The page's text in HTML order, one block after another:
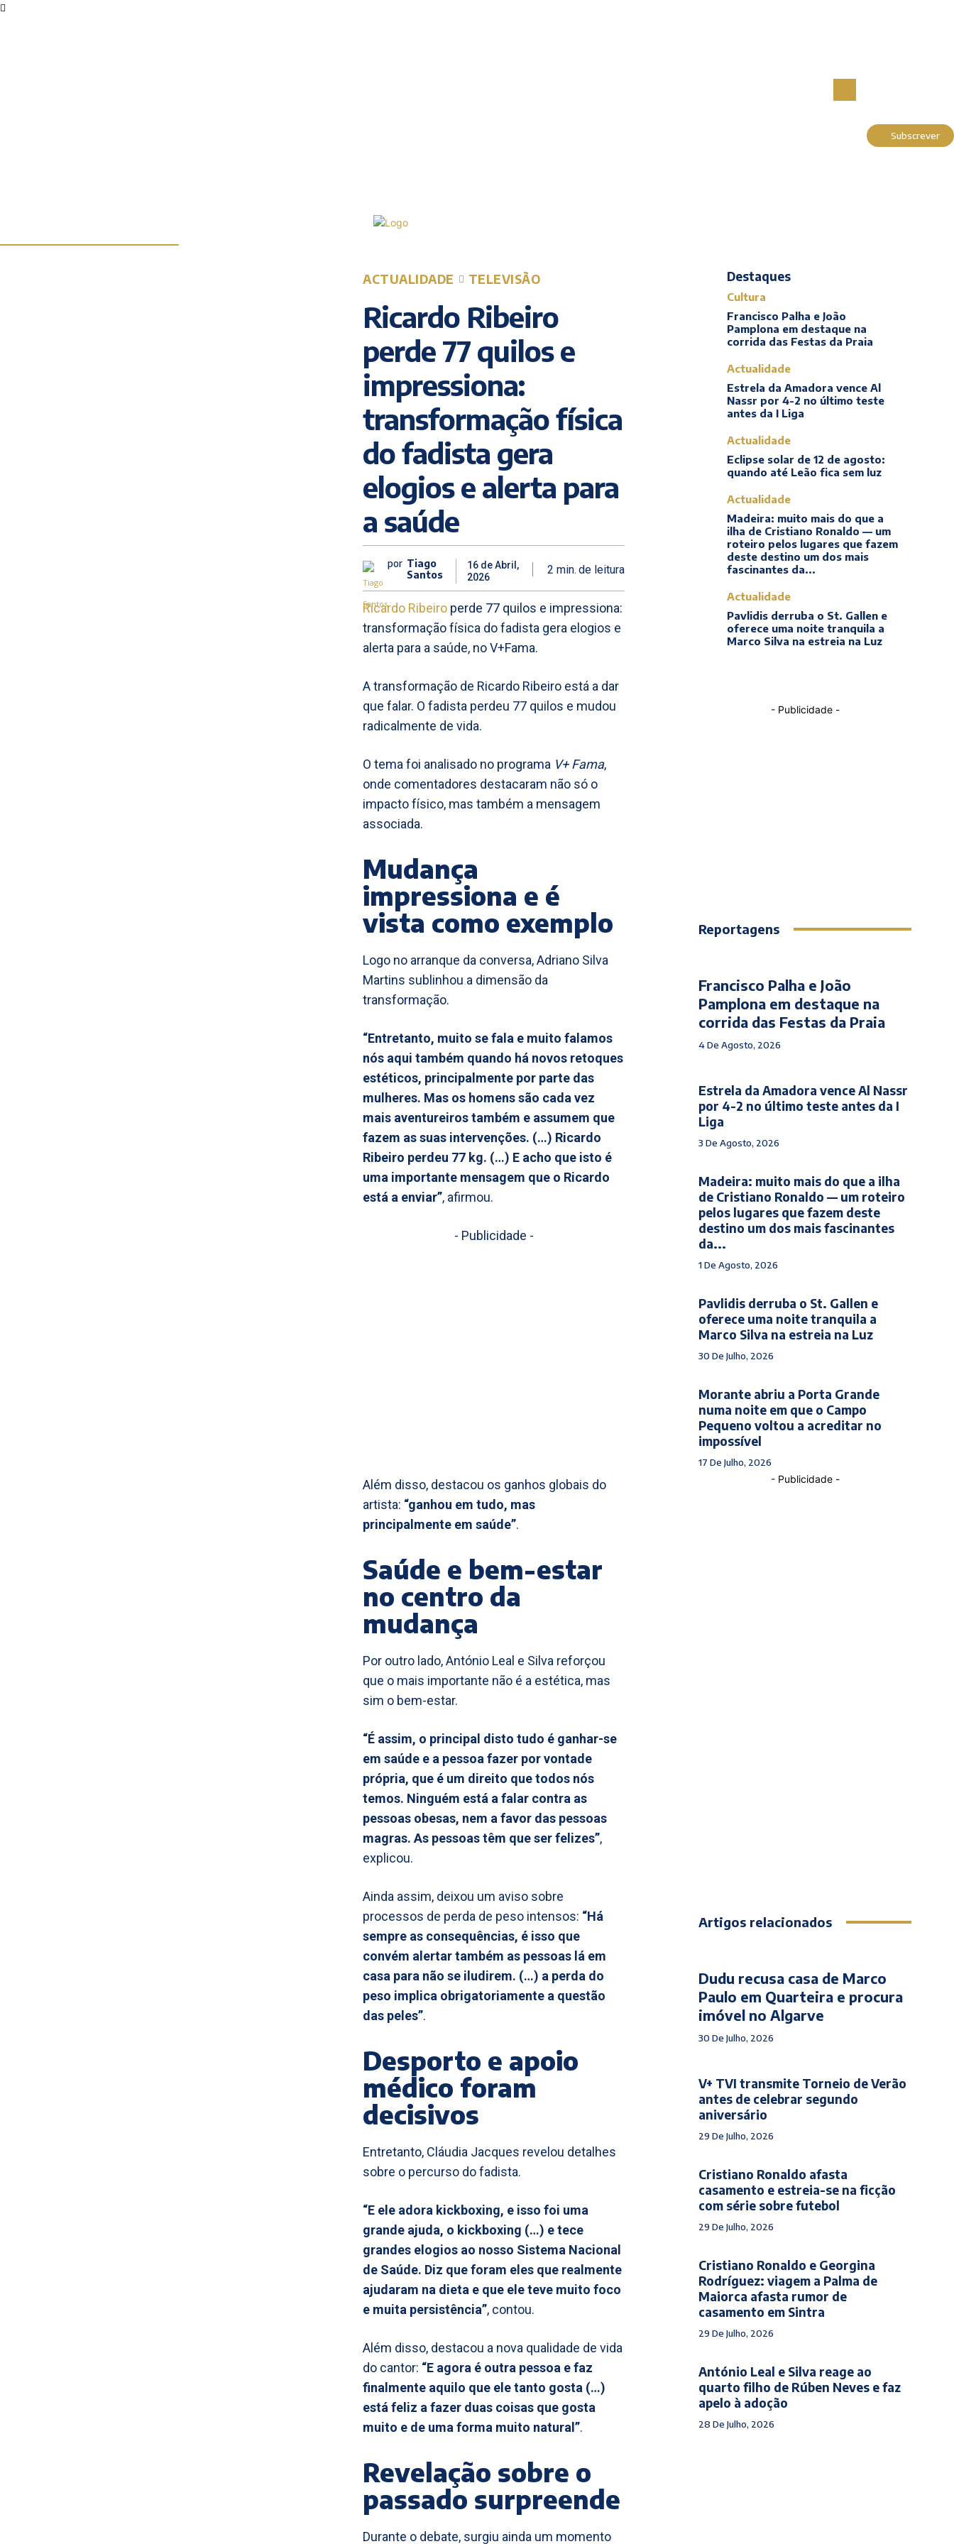
Subscrever
ACTUALIDADE TELEVISÃO
Ricardo Ribeiro
perde 77 quilos e
impressiona:
transformação física
do fadista gera
elogios e alerta para
a saúde
por Tiago
Santos
16 de Abril,
2026
2 min. de leitura
Ricardo Ribeiro perde 77 quilos e impressiona:
transformação física do fadista gera elogios e
alerta para a saúde, no V+Fama.
A transformação de Ricardo Ribeiro está a dar
que falar. O fadista perdeu 77 quilos e mudou
radicalmente de vida.
O tema foi analisado no programa V+ Fama,
onde comentadores destacaram não só o
impacto físico, mas também a mensagem
associada.
Mudança
impressiona e é
vista como exemplo
Logo no arranque da conversa, Adriano Silva
Martins sublinhou a dimensão da
transformação.
“Entretanto, muito se fala e muito falamos
nós aqui também quando há novos retoques
estéticos, principalmente por parte das
mulheres. Mas os homens são cada vez
mais aventureiros também e assumem que
fazem as suas intervenções. (…) Ricardo
Ribeiro perdeu 77 kg. (…) E acho que isto é
uma importante mensagem que o Ricardo
está a enviar”, afirmou.
- Publicidade -
Além disso, destacou os ganhos globais do
artista: “ganhou em tudo, mas
principalmente em saúde”.
Saúde e bem-estar
no centro da
mudança
Por outro lado, António Leal e Silva reforçou
que o mais importante não é a estética, mas
sim o bem-estar.
“É assim, o principal disto tudo é ganhar-se
em saúde e a pessoa fazer por vontade
própria, que é um direito que todos nós
temos. Ninguém está a falar contra as
pessoas obesas, nem a favor das pessoas
magras. As pessoas têm que ser felizes”,
explicou.
Ainda assim, deixou um aviso sobre
processos de perda de peso intensos: “Há
sempre as consequências, é isso que
convém alertar também as pessoas lá em
casa para não se iludirem. (…) a perda do
peso implica obrigatoriamente a questão
das peles”.
Desporto e apoio
médico foram
decisivos
Entretanto, Cláudia Jacques revelou detalhes
sobre o percurso do fadista.
“E ele adora kickboxing, e isso foi uma
grande ajuda, o kickboxing (…) e tece
grandes elogios ao nosso Sistema Nacional
de Saúde. Diz que foram eles que realmente
ajudaram na dieta e que ele teve muito foco
e muita persistência”, contou.
Além disso, destacou a nova qualidade de vida
do cantor: “E agora é outra pessoa e faz
finalmente aquilo que ele tanto gosta (…)
está feliz a fazer duas coisas que gosta
muito e de uma forma muito natural”.
Revelação sobre o
passado surpreende
Durante o debate, surgiu ainda um momento
Destaques
Cultura
Francisco Palha e João
Pamplona em destaque na
corrida das Festas da Praia
Actualidade
Estrela da Amadora vence Al
Nassr por 4-2 no último teste
antes da I Liga
Actualidade
Eclipse solar de 12 de agosto:
quando até Leão fica sem luz
Actualidade
Madeira: muito mais do que a
ilha de Cristiano Ronaldo — um
roteiro pelos lugares que fazem
deste destino um dos mais
fascinantes da...
Actualidade
Pavlidis derruba o St. Gallen e
oferece uma noite tranquila a
Marco Silva na estreia na Luz
- Publicidade -
Reportagens
Francisco Palha e João
Pamplona em destaque na
corrida das Festas da Praia
4 De Agosto, 2026
Estrela da Amadora vence Al Nassr
por 4-2 no último teste antes da I
Liga
3 De Agosto, 2026
Madeira: muito mais do que a ilha
de Cristiano Ronaldo — um roteiro
pelos lugares que fazem deste
destino um dos mais fascinantes
da...
1 De Agosto, 2026
Pavlidis derruba o St. Gallen e
oferece uma noite tranquila a
Marco Silva na estreia na Luz
30 De Julho, 2026
Morante abriu a Porta Grande
numa noite em que o Campo
Pequeno voltou a acreditar no
impossível
17 De Julho, 2026
- Publicidade -
Artigos relacionados
Dudu recusa casa de Marco
Paulo em Quarteira e procura
imóvel no Algarve
30 De Julho, 2026
V+ TVI transmite Torneio de Verão
antes de celebrar segundo
aniversário
29 De Julho, 2026
Cristiano Ronaldo afasta
casamento e estreia-se na ficção
com série sobre futebol
29 De Julho, 2026
Cristiano Ronaldo e Georgina
Rodríguez: viagem a Palma de
Maiorca afasta rumor de
casamento em Sintra
29 De Julho, 2026
António Leal e Silva reage ao
quarto filho de Rúben Neves e faz
apelo à adoção
28 De Julho, 2026